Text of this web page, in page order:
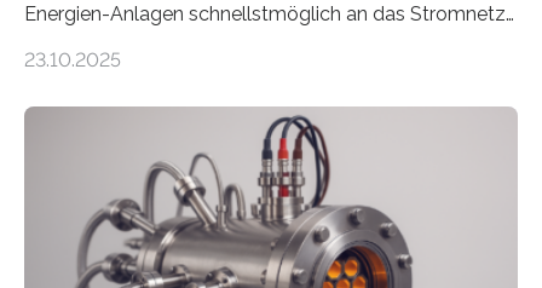
Energien-Anlagen schnellstmöglich an das Stromnetz
ermöglichen. Doch der dafür nötige Netzausbau hinkt
einem „Anschlussstau“. Die Stiftung
Umweltenergierecht hat den Rechtsrahmen in einem
neuen Bericht für die Praxis eingeordnet – inklusive der
Rolle von flexiblen Netzanschlussvereinbarungen. Der
Netzanschluss von Erneuerbare-Energien-Anlagen
(EE-Anlagen) ist entscheidend für die Energiewende.
23.10.2025